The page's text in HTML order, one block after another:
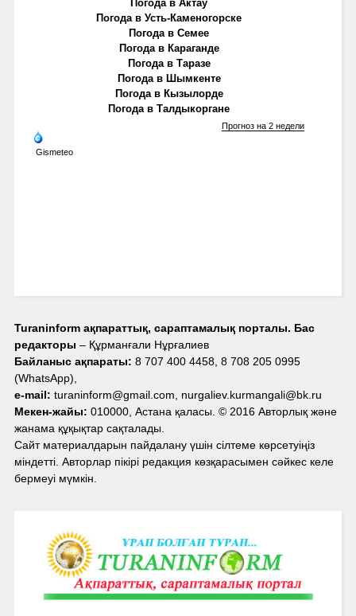
Погода в Актау
Погода в Усть-Каменогорске
Погода в Семее
Погода в Караганде
Погода в Таразе
Погода в Шымкенте
Погода в Кызылорде
Погода в Талдыкоргане
Gismeteo
Прогноз на 2 недели
Turaninform ақпараттық, сараптамалық порталы. Бас
редакторы – Құрманғали Нұрғалиев
Байланыс ақпараты: 8 707 400 4458, 8 708 205 0995
(WhatsApp),
e-mail: turaninform@gmail.com, nurgaliev.kurmangali@bk.ru
Мекен-жайы: 010000, Астана қаласы. © 2016 Авторлық және
жанама құқықтар сақталады.
Сайт материалдарын пайдалану үшін сілтеме көрсетуіңіз
міндетті. Авторлар пікірі редакция көзқарасымен сәйкес келе
бермеуі мүмкін.